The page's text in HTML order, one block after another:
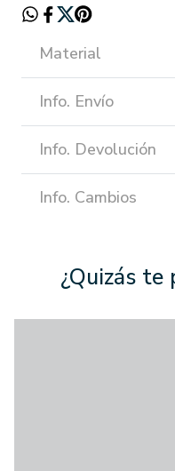
Material
Info. Envío
Info. Devolución
Info. Cambios
¿Quizás te